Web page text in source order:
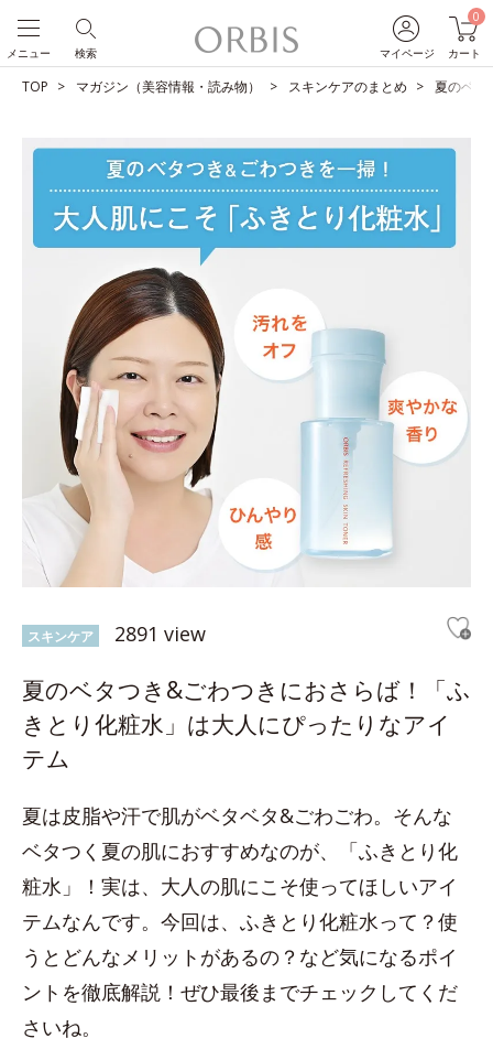
マイページ
0
カート
検索
メニュー
TOP マガジン（美容情報・読み物） スキンケアのまとめ 夏のベタ
スキンケア 2891 view
夏のベタつき&ごわつきにおさらば！「ふ
きとり化粧水」は大人にぴったりなアイ
テム
夏は皮脂や汗で肌がベタベタ&ごわごわ。そんな
ベタつく夏の肌におすすめなのが、「ふきとり化
粧水」！実は、大人の肌にこそ使ってほしいアイ
テムなんです。今回は、ふきとり化粧水って？使
うとどんなメリットがあるの？など気になるポイ
ントを徹底解説！ぜひ最後までチェックしてくだ
さいね。